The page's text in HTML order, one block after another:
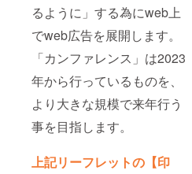
るように」する為にweb上
でweb広告を展開します。
「カンファレンス」は2023
年から行っているものを、
より大きな規模で来年行う
事を目指します。
上記リーフレットの【印